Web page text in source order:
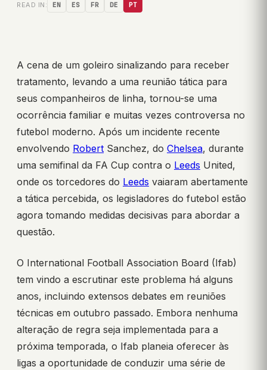
READ IN: EN ES FR DE PT
A cena de um goleiro sinalizando para receber
tratamento, levando a uma reunião tática para
seus companheiros de linha, tornou-se uma
ocorrência familiar e muitas vezes controversa no
futebol moderno. Após um incidente recente
envolvendo Robert Sanchez, do Chelsea, durante
uma semifinal da FA Cup contra o Leeds United,
onde os torcedores do Leeds vaiaram abertamente
a tática percebida, os legisladores do futebol estão
agora tomando medidas decisivas para abordar a
questão.
O International Football Association Board (Ifab)
tem vindo a escrutinar este problema há alguns
anos, incluindo extensos debates em reuniões
técnicas em outubro passado. Embora nenhuma
alteração de regra seja implementada para a
próxima temporada, o Ifab planeia oferecer às
ligas a oportunidade de conduzir uma série de